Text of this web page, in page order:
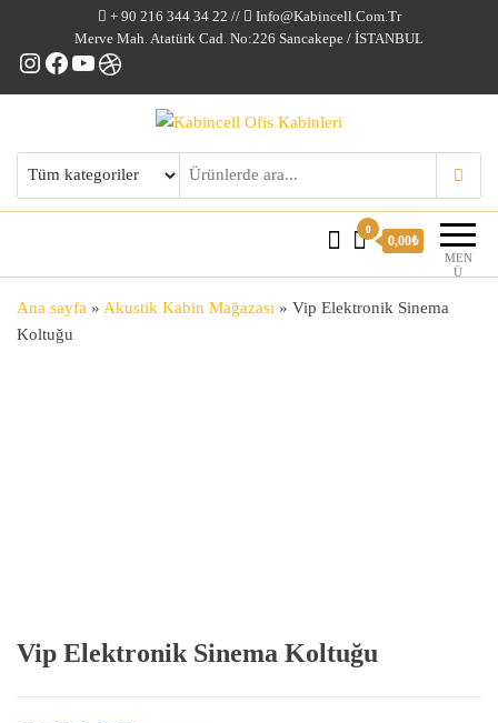
+ 90 216 344 34 22 //
Info@kabincell.com.tr
Merve Mah. Atatürk Cad. No:226 Sancakepe / İSTANBUL
Instagram
Facebook
YouTube
Dribbble
Kabincell Ofis Kabinleri
MEN
Ü
0
0,00₺
Ana sayfa » Akustik Kabin Mağazası » Vip Elektronik Sinema
Koltuğu
Vip Elektronik Sinema Koltuğu